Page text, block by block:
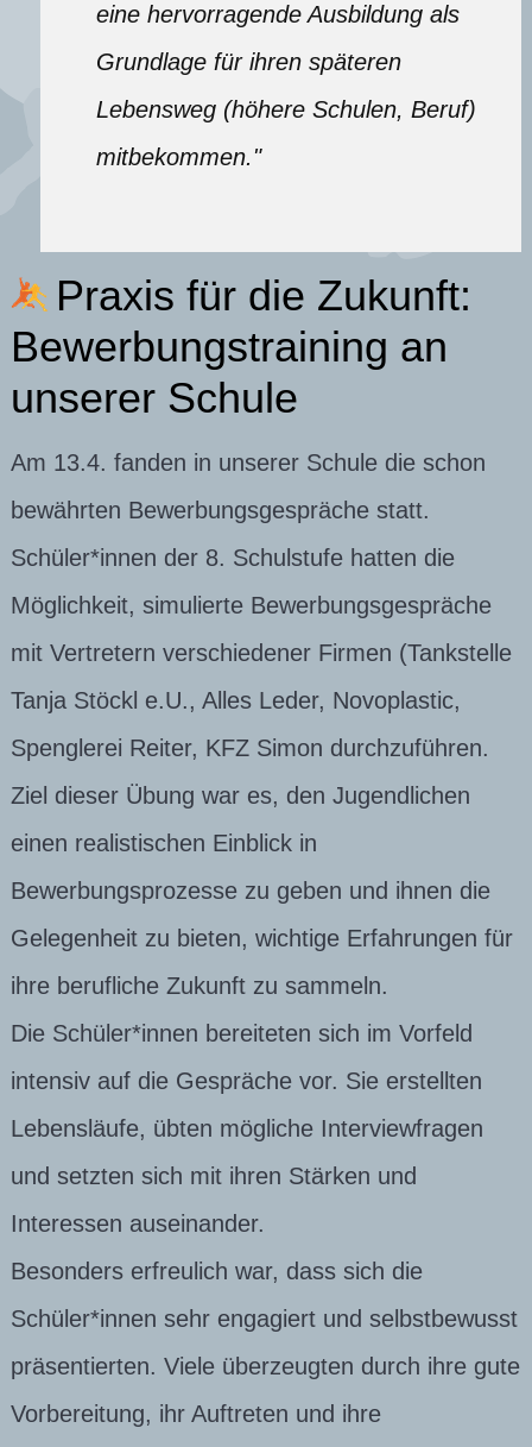
eine hervorragende Ausbildung als
Grundlage für ihren späteren
Lebensweg (höhere Schulen, Beruf)
mitbekommen."
Praxis für die Zukunft:
Bewerbungstraining an
unserer Schule
Am 13.4. fanden in unserer Schule die schon
bewährten Bewerbungsgespräche statt.
Schüler*innen der 8. Schulstufe hatten die
Möglichkeit, simulierte Bewerbungsgespräche
mit Vertretern verschiedener Firmen (Tankstelle
Tanja Stöckl e.U., Alles Leder, Novoplastic,
Spenglerei Reiter, KFZ Simon durchzuführen.
Ziel dieser Übung war es, den Jugendlichen
einen realistischen Einblick in
Bewerbungsprozesse zu geben und ihnen die
Gelegenheit zu bieten, wichtige Erfahrungen für
ihre berufliche Zukunft zu sammeln.
Die Schüler*innen bereiteten sich im Vorfeld
intensiv auf die Gespräche vor. Sie erstellten
Lebensläufe, übten mögliche Interviewfragen
und setzten sich mit ihren Stärken und
Interessen auseinander.
Besonders erfreulich war, dass sich die
Schüler*innen sehr engagiert und selbstbewusst
präsentierten. Viele überzeugten durch ihre gute
Vorbereitung, ihr Auftreten und ihre